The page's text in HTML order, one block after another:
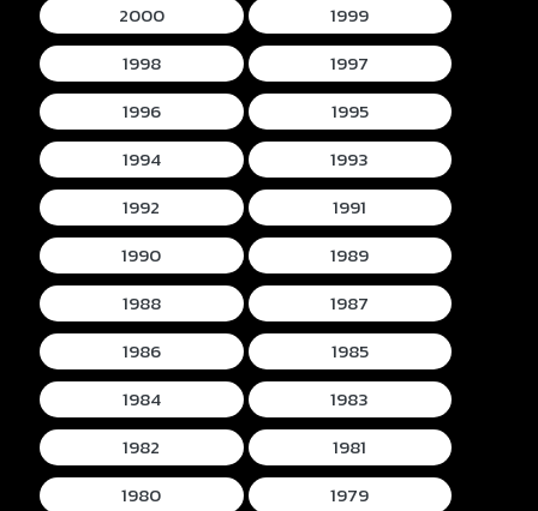
2000
1999
1998
1997
1996
1995
1994
1993
1992
1991
1990
1989
1988
1987
1986
1985
1984
1983
1982
1981
1980
1979